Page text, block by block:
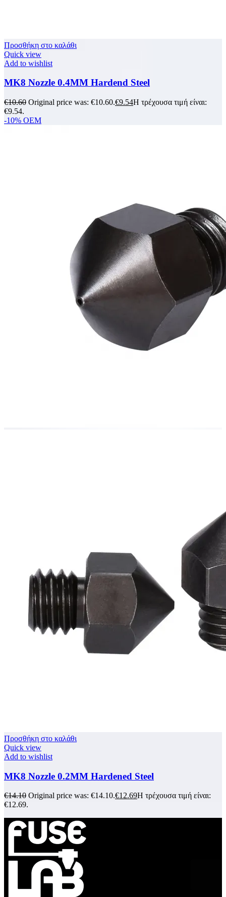
Προσθήκη στο καλάθι
Quick view
Add to wishlist
MK8 Nozzle 0.4MM Hardend Steel
€10.60 Original price was: €10.60.€9.54Η τρέχουσα τιμή είναι:
€9.54.
-10% OEM
Προσθήκη στο καλάθι
Quick view
Add to wishlist
MK8 Nozzle 0.2MM Hardened Steel
€14.10 Original price was: €14.10.€12.69Η τρέχουσα τιμή είναι:
€12.69.